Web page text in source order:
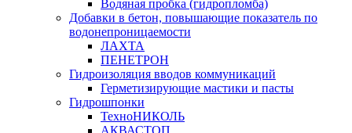
Водяная пробка (гидропломба)
Добавки в бетон, повышающие показатель по
водонепроницаемости
ЛАХТА
ПЕНЕТРОН
Гидроизоляция вводов коммуникаций
Герметизирующие мастики и пасты
Гидрошпонки
ТехноНИКОЛЬ
АКВАСТОП